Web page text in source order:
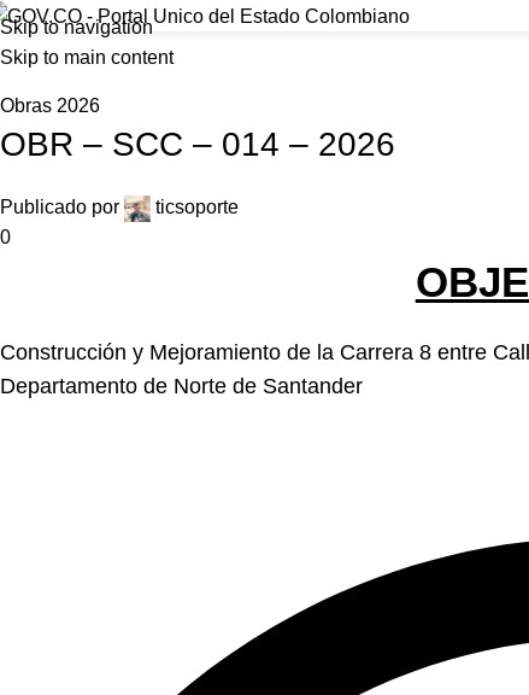
Skip to navigation
Skip to main content
Foncolombia
Obras 2026
OBR – SCC – 014 – 2026
Publicado por
ticsoporte
0
Construcción y Mejoramiento de la Carrera 8 entre
Departamento de Norte de Santander